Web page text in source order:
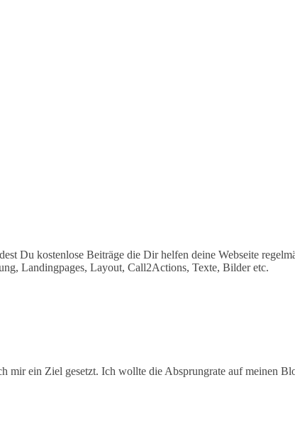
Du kostenlose Beiträge die Dir helfen deine Webseite
Landingpages, Layout, Call2Actions, Texte, Bilder etc.
mir ein Ziel gesetzt. Ich wollte die Absprungrate auf meinen